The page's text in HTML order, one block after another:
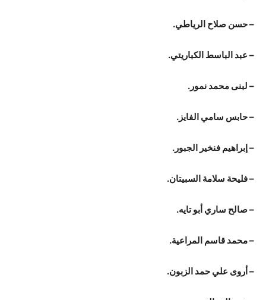
– حسن صلاح الرياطي.
– عبد الباسط الكباريتي.
– لبنى محمد نمور.
– حابس سامي الفايز.
– إبراهيم فنخير الجبور.
– فليحة سلامة السبيتان.
– صالح ساري أبو تايه.
– محمد قاسم المراعية.
– أروى علي حمد الزبون.